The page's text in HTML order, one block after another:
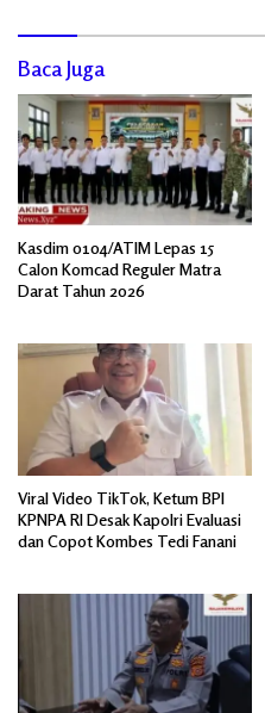
Baca Juga
Kasdim 0104/ATIM Lepas 15
Calon Komcad Reguler Matra
Darat Tahun 2026
Viral Video TikTok, Ketum BPI
KPNPA RI Desak Kapolri Evaluasi
dan Copot Kombes Tedi Fanani